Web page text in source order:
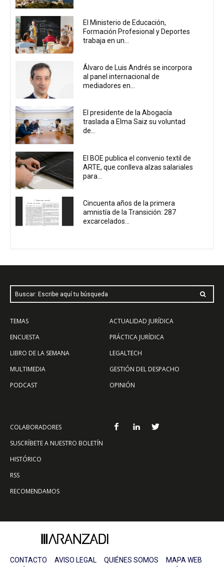
El Ministerio de Educación,
Formación Profesional y Deportes
trabaja en un...
Álvaro de Luis Andrés se incorpora
al panel internacional de
mediadores en...
El presidente de la Abogacía
traslada a Elma Saiz su voluntad
de...
El BOE publica el convenio textil de
ARTE, que conlleva alzas salariales
para...
Cincuenta años de la primera
amnistía de la Transición: 287
excarcelados...
Buscar: Escribe aquí tu búsqueda
TEMAS
ENCUESTA
LIBRO DE LA SEMANA
MULTIMEDIA
PODCAST
ACTUALIDAD JURÍDICA
PRÁCTICA JURÍDICA
LEGALTECH
GESTIÓN DEL DESPACHO
OPINIÓN
COLABORADORES
SUSCRÍBETE A NUESTRO BOLETÍN
HISTÓRICO
RSS
RECOMENDAMOS
CONTACTO AVISO LEGAL QUIÉNES SOMOS
MAPA WEB